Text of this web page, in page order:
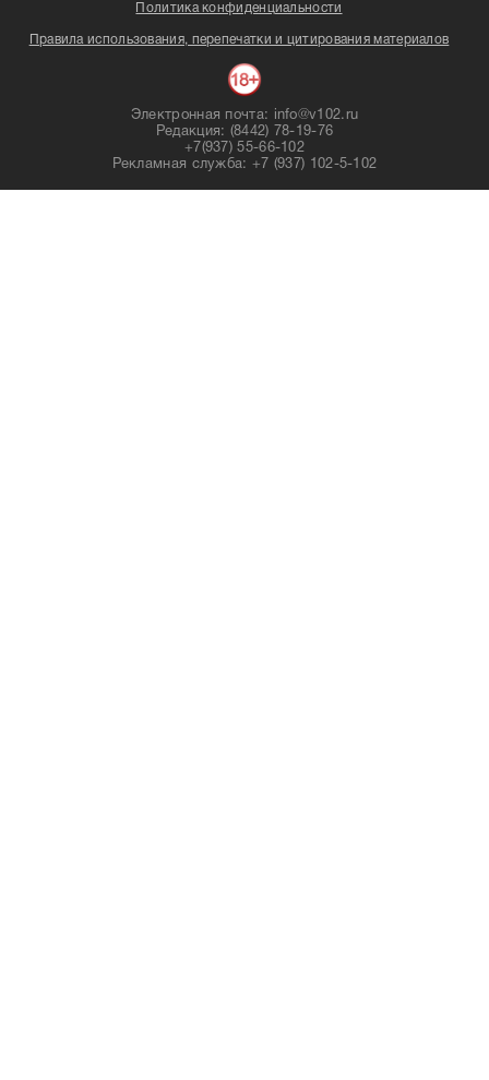
Политика конфиденциальности
Правила использования, перепечатки и цитирования материалов
Электронная почта: info@v102.ru
Редакция: (8442) 78-19-76
+7(937) 55-66-102
Рекламная служба: +7 (937) 102-5-102